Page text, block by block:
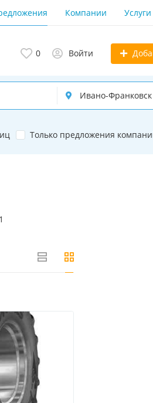
Компании Услуги
0 Войти
Только предложения